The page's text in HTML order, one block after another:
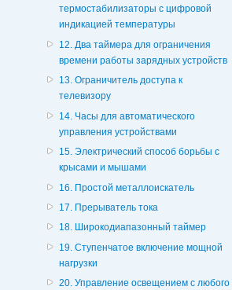
термостабилизаторы с цифровой
индикацией температуры
12. Два таймера для ограничения
времени работы зарядных устройств
13. Ограничитель доступа к
телевизору
14. Часы для автоматического
управления устройствами
15. Электрический способ борьбы с
крысами и мышами
16. Простой металлоискатель
17. Прерыватель тока
18. Широкодиапазонный таймер
19. Ступенчатое включение мощной
нагрузки
20. Управление освещением с любого